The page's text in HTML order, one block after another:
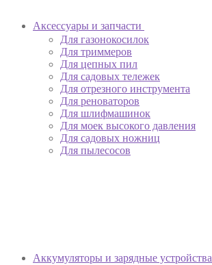
Аксессуары и запчасти
Для газонокосилок
Для триммеров
Для цепных пил
Для садовых тележек
Для отрезного инструмента
Для реноваторов
Для шлифмашинок
Для моек высокого давления
Для садовых ножниц
Для пылесосов
Аккумуляторы и зарядные устройства